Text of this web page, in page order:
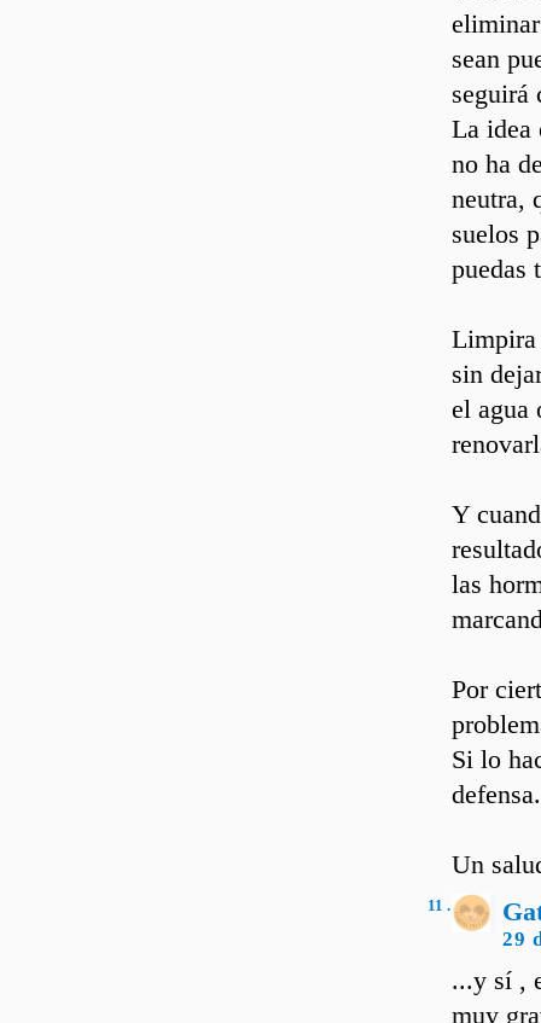
sean
seguirá
La idea
no ha
neutra,
suelos
puedas
Limpira
sin
el agua
Y
las
Por
Si lo
defensa.
Un
11 .
29
...y sí ,
muy